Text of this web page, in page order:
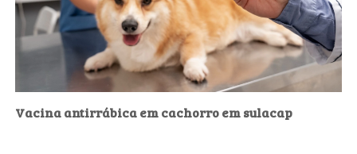
Vacina antirrábica em cachorro em sulacap